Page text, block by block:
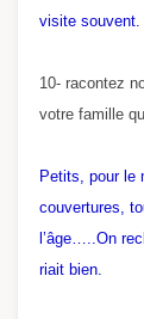
visite souvent.
10- racontez
votre famille
Petits, pour le
couvertures,
l’âge…..On
riait bien.